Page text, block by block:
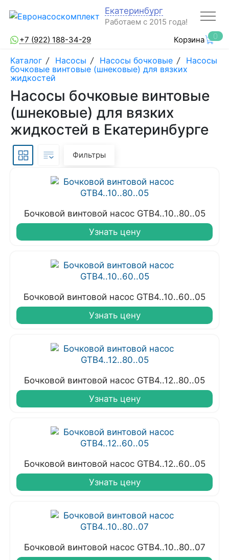
Екатеринбург
Работаем с 2015 года!
+7 (922) 188-34-29
Корзина 0
Каталог / Насосы / Насосы бочковые / Насосы
бочковые винтовые (шнековые) для вязких
жидкостей
Насосы бочковые винтовые
(шнековые) для вязких
жидкостей в Екатеринбурге
Фильтры
Бочковой винтовой насос GTB4..10..80..05
Узнать цену
Бочковой винтовой насос GTB4..10..60..05
Узнать цену
Бочковой винтовой насос GTB4..12..80..05
Узнать цену
Бочковой винтовой насос GTB4..12..60..05
Узнать цену
Бочковой винтовой насос GTB4..10..80..07